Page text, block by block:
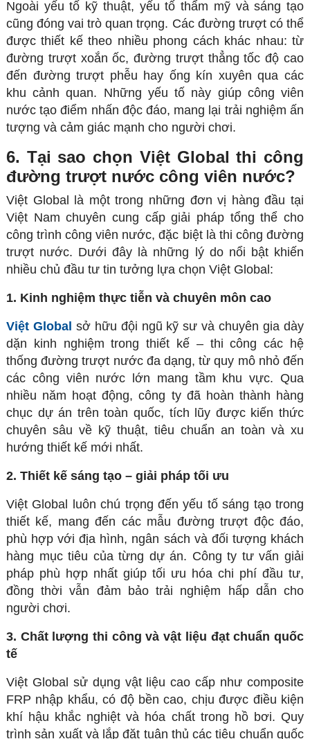
Ngoài yếu tố kỹ thuật, yếu tố thẩm mỹ và sáng tạo
cũng đóng vai trò quan trọng. Các đường trượt có thể
được thiết kế theo nhiều phong cách khác nhau: từ
đường trượt xoắn ốc, đường trượt thẳng tốc độ cao
đến đường trượt phễu hay ống kín xuyên qua các
khu cảnh quan. Những yếu tố này giúp công viên
nước tạo điểm nhấn độc đáo, mang lại trải nghiệm ấn
tượng và cảm giác mạnh cho người chơi.
6. Tại sao chọn Việt Global thi công
đường trượt nước công viên nước?
Việt Global là một trong những đơn vị hàng đầu tại
Việt Nam chuyên cung cấp giải pháp tổng thể cho
công trình công viên nước, đặc biệt là thi công đường
trượt nước. Dưới đây là những lý do nổi bật khiến
nhiều chủ đầu tư tin tưởng lựa chọn Việt Global:
1. Kinh nghiệm thực tiễn và chuyên môn cao
Việt Global sở hữu đội ngũ kỹ sư và chuyên gia dày
dặn kinh nghiệm trong thiết kế – thi công các hệ
thống đường trượt nước đa dạng, từ quy mô nhỏ đến
các công viên nước lớn mang tầm khu vực. Qua
nhiều năm hoạt động, công ty đã hoàn thành hàng
chục dự án trên toàn quốc, tích lũy được kiến thức
chuyên sâu về kỹ thuật, tiêu chuẩn an toàn và xu
hướng thiết kế mới nhất.
2. Thiết kế sáng tạo – giải pháp tối ưu
Việt Global luôn chú trọng đến yếu tố sáng tạo trong
thiết kế, mang đến các mẫu đường trượt độc đáo,
phù hợp với địa hình, ngân sách và đối tượng khách
hàng mục tiêu của từng dự án. Công ty tư vấn giải
pháp phù hợp nhất giúp tối ưu hóa chi phí đầu tư,
đồng thời vẫn đảm bảo trải nghiệm hấp dẫn cho
người chơi.
3. Chất lượng thi công và vật liệu đạt chuẩn quốc
tế
Việt Global sử dụng vật liệu cao cấp như composite
FRP nhập khẩu, có độ bền cao, chịu được điều kiện
khí hậu khắc nghiệt và hóa chất trong hồ bơi. Quy
trình sản xuất và lắp đặt tuân thủ các tiêu chuẩn quốc